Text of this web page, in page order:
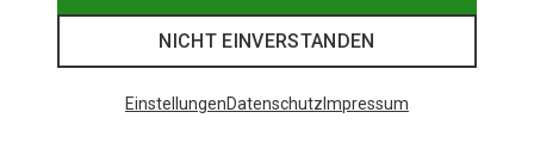
NICHT EINVERSTANDEN
EinstellungenDatenschutz Impressum